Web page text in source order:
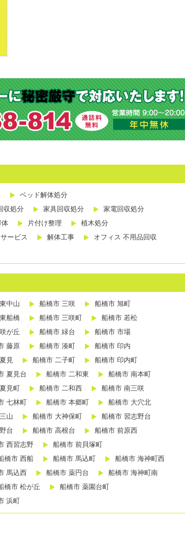
ベッド解体処分
収処分 家具回収処分
家電回収処分
体 片付け整理
植木処分
ービス 解体工事
オフィス 不用品回収
中山 船橋市 三咲
船橋市 旭町
船橋 船橋市 三咲町
船橋市 若松
が丘 船橋市 緑台
船橋市 市場
藤原 船橋市 湊町
船橋市 印内
見 船橋市 二子町
船橋市 印内町
夏見台 船橋市 二和東
船橋市 南本町
見町 船橋市 二和西
船橋市 南三咲
七林町 船橋市 本郷町
船橋市 大穴北
山 船橋市 大神保町
船橋市 習志野台
台 船橋市 高根台
船橋市 前原西
西習志野
船橋市 前貝塚町
橋市 西船 船橋市 馬込町
船橋市 海神町西
馬込西 船橋市 薬円台
船橋市 海神町南
橋市 松が丘
船橋市 薬園台町
浜町